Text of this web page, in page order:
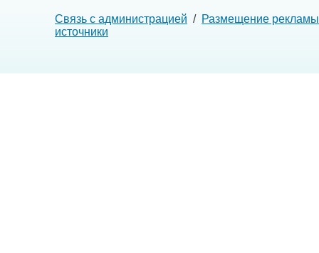
Связь с администрацией / Размещение рекламы
источники